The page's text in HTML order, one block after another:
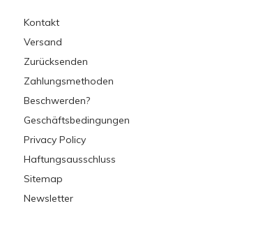
Kontakt
Versand
Zurücksenden
Zahlungsmethoden
Beschwerden?
Geschäftsbedingungen
Privacy Policy
Haftungsausschluss
Sitemap
Newsletter